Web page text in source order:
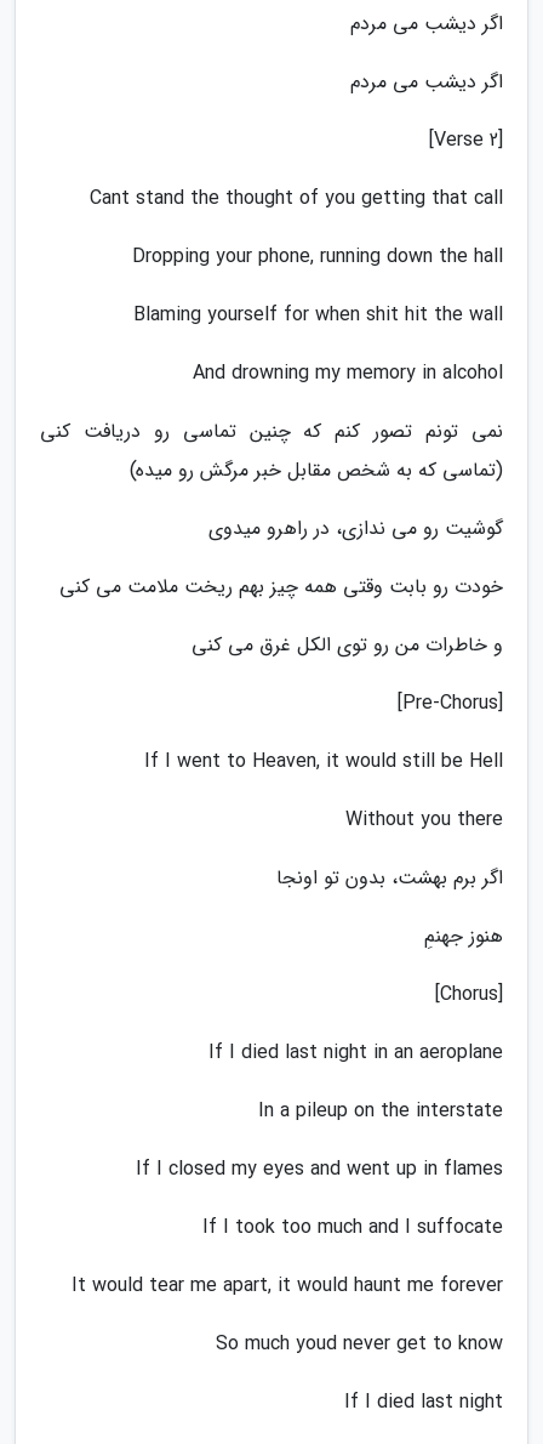
اگر دیشب می مردم
اگر دیشب می مردم
[Verse 2]
Cant stand the thought of you getting that call
Dropping your phone, running down the hall
Blaming yourself for when shit hit the wall
And drowning my memory in alcohol
نمی تونم تصور کنم که چنین تماسی رو دریافت کنی
(تماسی که به شخص مقابل خبر مرگش رو میده)
گوشیت رو می ندازی، در راهرو میدوی
خودت رو بابت وقتی همه چیز بهم ریخت ملامت می کنی
و خاطرات من رو توی الکل غرق می کنی
[Pre-Chorus]
If I went to Heaven, it would still be Hell
Without you there
اگر برم بهشت، بدون تو اونجا
هنوز جهنمِ
[Chorus]
If I died last night in an aeroplane
In a pileup on the interstate
If I closed my eyes and went up in flames
If I took too much and I suffocate
It would tear me apart, it would haunt me forever
So much youd never get to know
If I died last night